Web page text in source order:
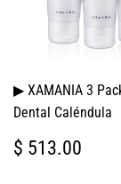
▶ XAMANIA 3
Dental Caléndula
PRECIO
HABITUAL
$ 513.00